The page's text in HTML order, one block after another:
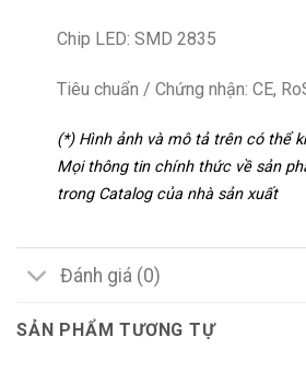
Chip LED: SMD 2835
Tiêu chuẩn / Chứng nhận: CE,
(*) Hình ảnh và mô tả trên có thể
Mọi thông tin chính thức về sản
trong Catalog của nhà sản xuất
Đánh giá (0)
SẢN PHẨM TƯƠNG TỰ